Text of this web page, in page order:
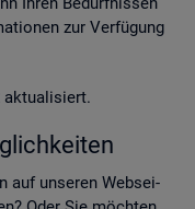
zur Ver­fü­gung
ak­tua­li­siert.
auf un­se­ren Web­sei­